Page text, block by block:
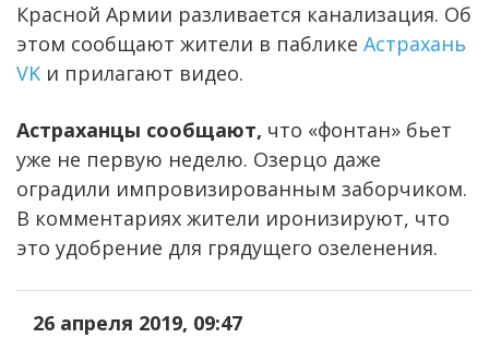
Красной Армии разливается канализация. Об
этом сообщают жители в паблике Астрахань
VK и прилагают видео.
Астраханцы сообщают, что «фонтан» бьет
уже не первую неделю. Озерцо даже
оградили импровизированным заборчиком.
В комментариях жители иронизируют, что
это удобрение для грядущего озеленения.
26 апреля 2019, 09:47